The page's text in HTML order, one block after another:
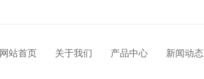
网站首页 关于我们 产品中心 新闻动态